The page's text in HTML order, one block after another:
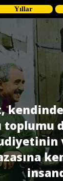
Yıllar
toplumu